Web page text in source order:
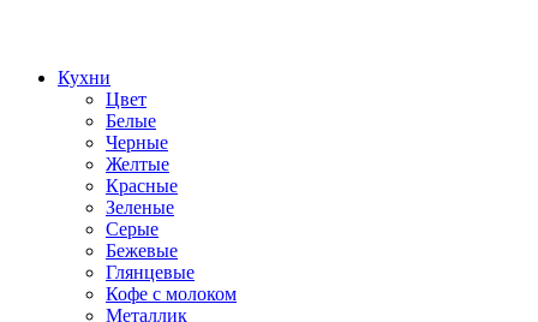
Кухни
Цвет
Белые
Черные
Желтые
Красные
Зеленые
Серые
Бежевые
Глянцевые
Кофе с молоком
Металлик